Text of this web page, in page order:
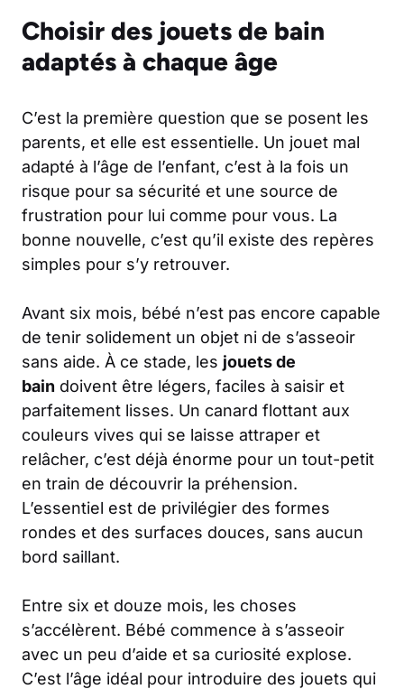
Choisir des jouets de bain
adaptés à chaque âge
C’est la première question que se posent les
parents, et elle est essentielle. Un jouet mal
adapté à l’âge de l’enfant, c’est à la fois un
risque pour sa sécurité et une source de
frustration pour lui comme pour vous. La
bonne nouvelle, c’est qu’il existe des repères
simples pour s’y retrouver.
Avant six mois, bébé n’est pas encore capable
de tenir solidement un objet ni de s’asseoir
sans aide. À ce stade, les jouets de
bain doivent être légers, faciles à saisir et
parfaitement lisses. Un canard flottant aux
couleurs vives qui se laisse attraper et
relâcher, c’est déjà énorme pour un tout-petit
en train de découvrir la préhension.
L’essentiel est de privilégier des formes
rondes et des surfaces douces, sans aucun
bord saillant.
Entre six et douze mois, les choses
s’accélèrent. Bébé commence à s’asseoir
avec un peu d’aide et sa curiosité explose.
C’est l’âge idéal pour introduire des jouets qui